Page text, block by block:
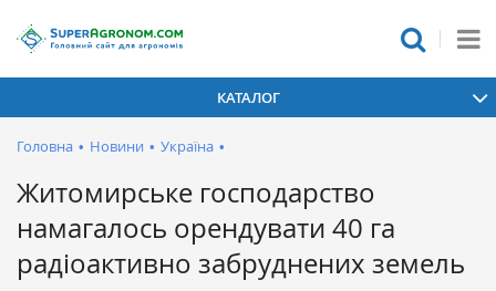
КАТАЛОГ
Головна • Новини • Україна •
Житомирське господарство
намагалось орендувати 40 га
радіоактивно забруднених земель